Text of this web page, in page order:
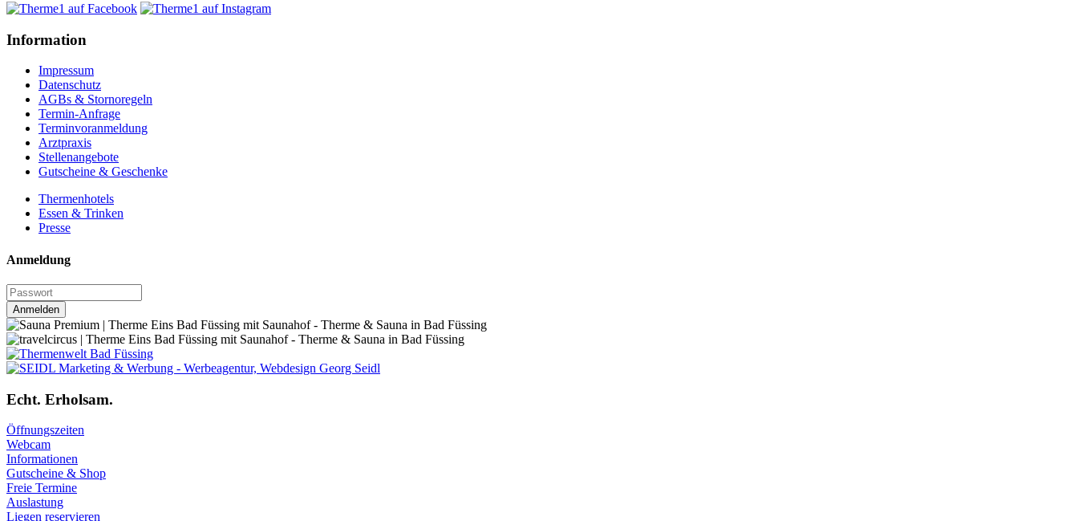
Information
Impressum
Datenschutz
AGBs & Stornoregeln
Termin-Anfrage
Terminvoranmeldung
Arztpraxis
Stellenangebote
Gutscheine & Geschenke
Thermenhotels
Essen & Trinken
Presse
Anmeldung
Anmelden
Echt. Erholsam.
Öffnungszeiten
Webcam
Informationen
Gutscheine & Shop
Freie Termine
Auslastung
Liegen reservieren